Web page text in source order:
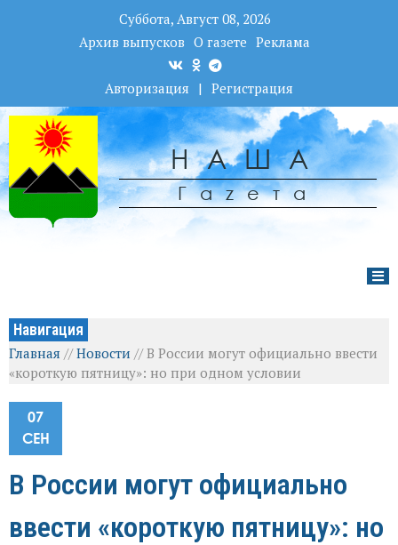
Суббота, Август 08, 2026
Архив выпусков О газете Реклама
Авторизация | Регистрация
НАША
Гаzета
Навигация
Главная //Новости //В России могут официально ввести
«короткую пятницу»: но при одном условии
07
СЕН
В России могут официально
ввести «короткую пятницу»: но